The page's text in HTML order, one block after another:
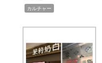
カルチャー